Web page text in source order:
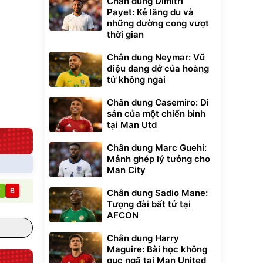
20/24/28 Cao Cấp
825.000đ
Flash Sale
Lót ghế ôtô, nâng
lưng chống nóng
giúp thoải mái
trong di chuyển
295.000đ
Đã bán nhiều
B
Payet: Kẻ lãng du và
những đường cong vượt
thời gian
Chân dung Neymar: Vũ
điệu dang dở của hoàng
tử không ngai
Chân dung Casemiro: Di
sản của một chiến binh
tại Man Utd
Chân dung Marc Guehi:
Mảnh ghép lý tưởng cho
Man City
Chân dung Sadio Mane:
Tượng đài bất tử tại
AFCON
Chân dung Harry
Maguire: Bài học không
gục ngã tại Man United